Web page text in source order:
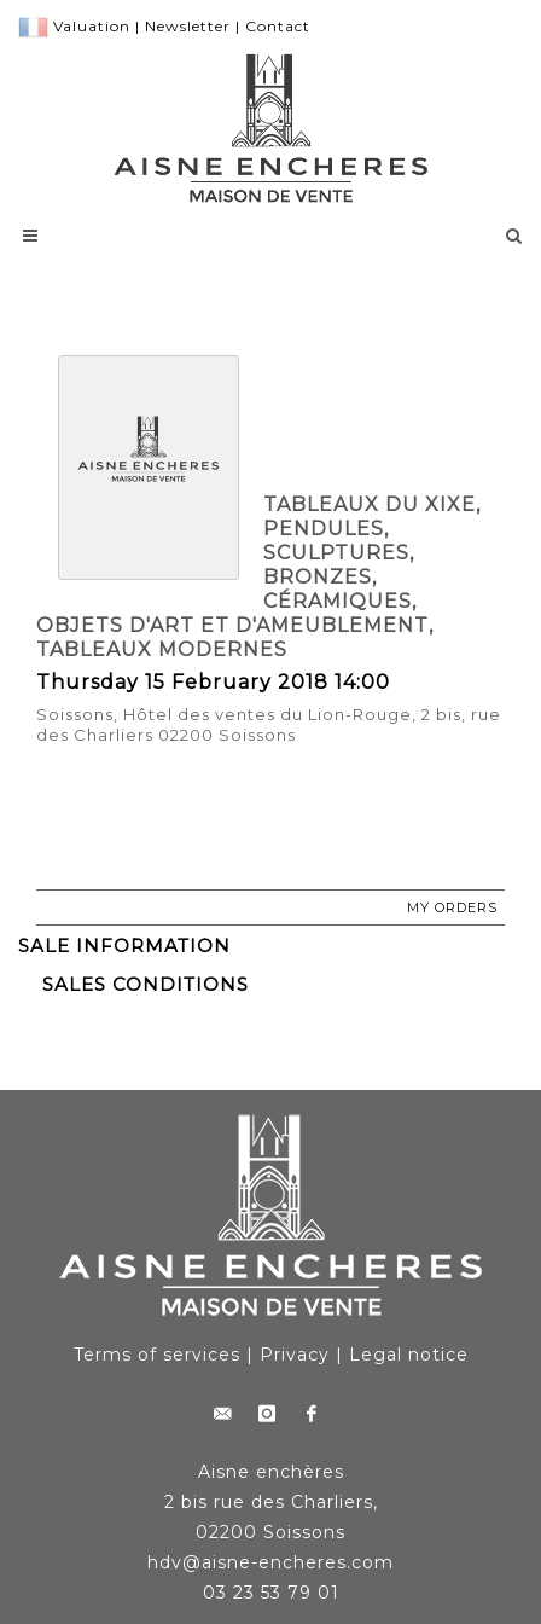
Valuation | Newsletter | Contact
TABLEAUX DU XIXE,
PENDULES,
SCULPTURES,
BRONZES,
CÉRAMIQUES,
OBJETS D'ART ET D'AMEUBLEMENT,
TABLEAUX MODERNES
Thursday 15 February 2018 14:00
Soissons, Hôtel des ventes du Lion-Rouge, 2 bis, rue
des Charliers 02200 Soissons
MY ORDERS
SALE INFORMATION
SALES CONDITIONS
Terms of services | Privacy | Legal notice
Aisne enchères
2 bis rue des Charliers,
02200 Soissons
hdv@aisne-encheres.com
03 23 53 79 01